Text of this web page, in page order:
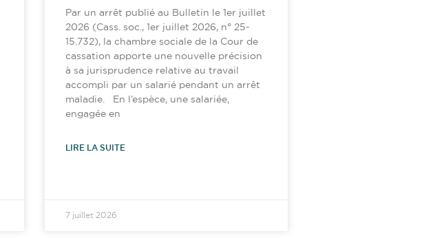
Par un arrêt publié au Bulletin le 1er juillet
2026 (Cass. soc., 1er juillet 2026, n° 25-
15.732), la chambre sociale de la Cour de
cassation apporte une nouvelle précision
à sa jurisprudence relative au travail
accompli par un salarié pendant un arrêt
maladie. En l’espèce, une salariée,
engagée en
LIRE LA SUITE
7 juillet 2026